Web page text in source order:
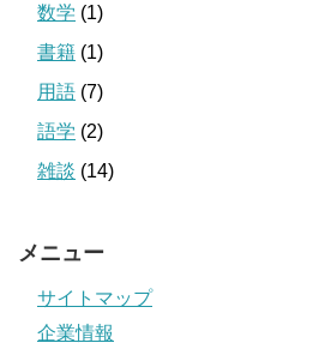
数学 (1)
書籍 (1)
用語 (7)
語学 (2)
雑談 (14)
メニュー
サイトマップ
企業情報